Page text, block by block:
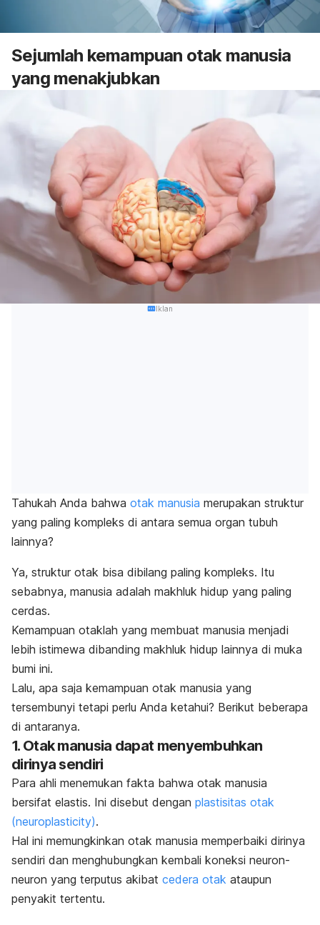
Sejumlah kemampuan otak manusia
yang menakjubkan
Iklan
Tahukah Anda bahwa otak manusia merupakan struktur
yang paling kompleks di antara semua organ tubuh
lainnya?
Ya, struktur otak bisa dibilang paling kompleks. Itu
sebabnya, manusia adalah makhluk hidup yang paling
cerdas.
Kemampuan otaklah yang membuat manusia menjadi
lebih istimewa dibanding makhluk hidup lainnya di muka
bumi ini.
Lalu, apa saja kemampuan otak manusia yang
tersembunyi tetapi perlu Anda ketahui? Berikut beberapa
di antaranya.
1. Otak manusia dapat menyembuhkan
dirinya sendiri
Para ahli menemukan fakta bahwa otak manusia
bersifat elastis. Ini disebut dengan plastisitas otak
(neuroplasticity).
Hal ini memungkinkan otak manusia memperbaiki dirinya
sendiri dan menghubungkan kembali koneksi neuron-
neuron yang terputus akibat cedera otak ataupun
penyakit tertentu.